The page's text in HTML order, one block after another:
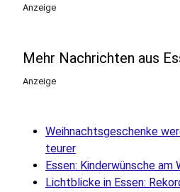
Anzeige
Mehr Nachrichten aus
Anzeige
Weihnachtsgeschenke
teurer
Essen: Kinderwünsche am
Lichtblicke in Essen: